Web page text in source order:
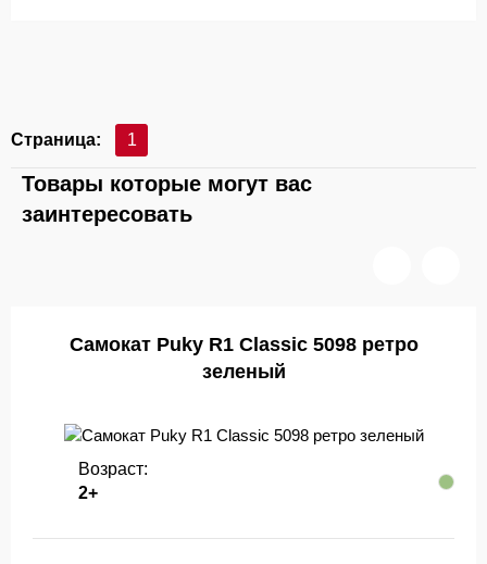
Страница: 1
Товары которые могут вас
заинтересовать
Самокат Puky R1 Classic 5098 ретро
зеленый
Возраст:
2+